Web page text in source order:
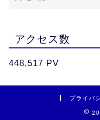
アクセス数
448,517 PV
プライバ